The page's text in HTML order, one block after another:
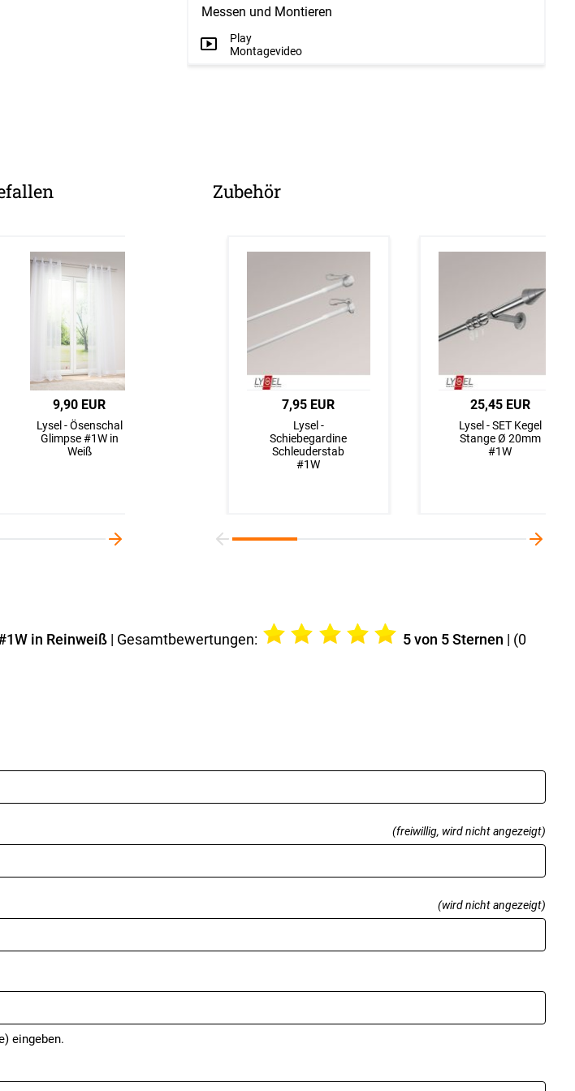
Messen und Montieren
Play
Montagevideo
9,90 EUR
Lysel - Ösenschal
Glimpse #1W in
Weiß
17,06 EUR
Lysel - Ösenschal
Lysel #1W Bagda
in Weiß
49,95 EUR
Lysel Outlet -
Glasleistenrollo
Tageslicht #1W
Zubehör
7,95 EUR
Lysel -
Schiebegardine
Schleuderstab
#1W
25,45 EUR
Lysel - SET Kegel
Stange Ø 20mm
#1W
in Reinweiß| Gesamtbewertungen: 5von 5 Sternen | (0
(freiwillig, wird nicht angezeigt)
(wird nicht angezeigt)
eingeben.